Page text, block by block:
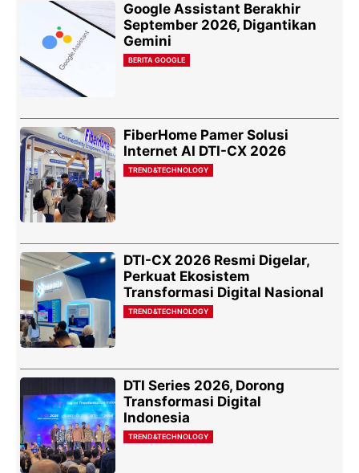
Google Assistant Berakhir
September 2026, Digantikan
Gemini
BERITA GOOGLE
FiberHome Pamer Solusi
Internet AI DTI-CX 2026
TREND&TECHNOLOGY
DTI-CX 2026 Resmi Digelar,
Perkuat Ekosistem
Transformasi Digital Nasional
TREND&TECHNOLOGY
DTI Series 2026, Dorong
Transformasi Digital
Indonesia
TREND&TECHNOLOGY